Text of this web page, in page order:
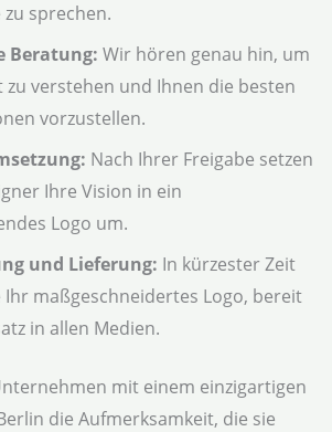
sprechen.
Beratung: Wir hören genau hin, um
zu verstehen und Ihnen die besten
vorzustellen.
Nach Ihrer Freigabe setzen
Ihre Vision in ein
Logo um.
und Lieferung: In kürzester Zeit
Ihr maßgeschneidertes Logo, bereit
in allen Medien.
mit einem einzigartigen
die Aufmerksamkeit, die sie